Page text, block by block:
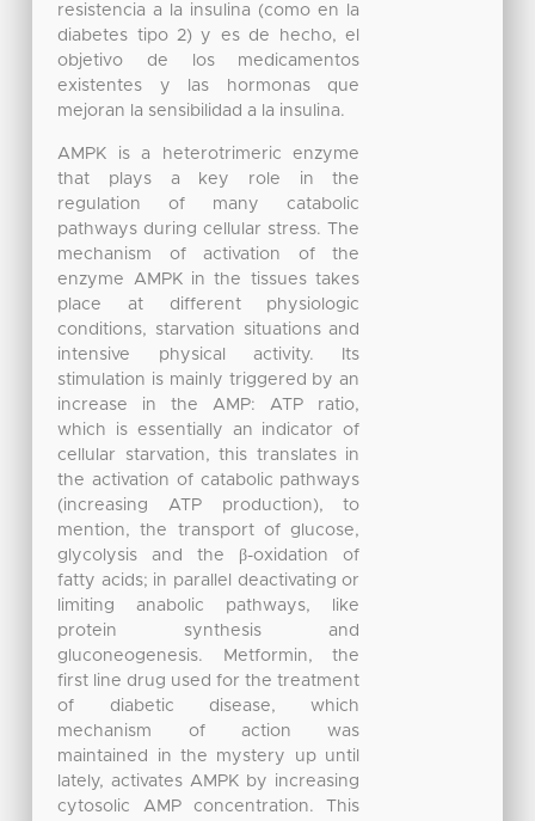
resistencia a la insulina (como en la
diabetes tipo 2) y es de hecho, el
objetivo de los medicamentos
existentes y las hormonas que
mejoran la sensibilidad a la insulina.
AMPK is a heterotrimeric enzyme
that plays a key role in the
regulation of many catabolic
pathways during cellular stress. The
mechanism of activation of the
enzyme AMPK in the tissues takes
place at different physiologic
conditions, starvation situations and
intensive physical activity. Its
stimulation is mainly triggered by an
increase in the AMP: ATP ratio,
which is essentially an indicator of
cellular starvation, this translates in
the activation of catabolic pathways
(increasing ATP production), to
mention, the transport of glucose,
glycolysis and the β-oxidation of
fatty acids; in parallel deactivating or
limiting anabolic pathways, like
protein synthesis and
gluconeogenesis. Metformin, the
first line drug used for the treatment
of diabetic disease, which
mechanism of action was
maintained in the mystery up until
lately, activates AMPK by increasing
cytosolic AMP concentration. This